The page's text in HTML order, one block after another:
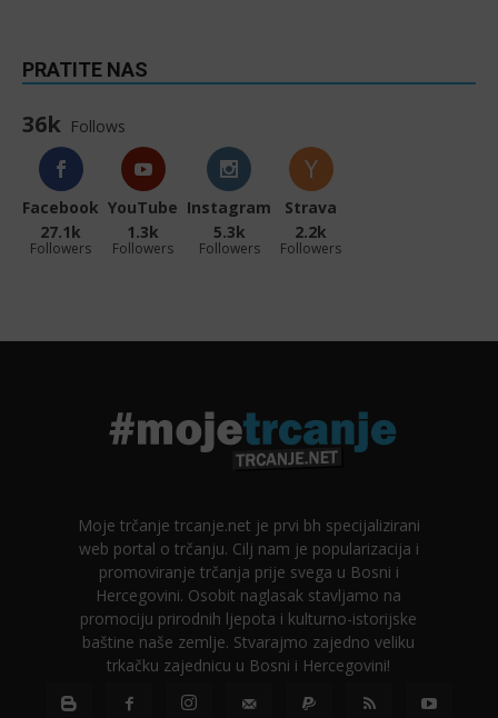
PRATITE NAS
36k Follows
Facebook
27.1k
Followers
YouTube
1.3k
Followers
Instagram
5.3k
Followers
Strava
2.2k
Followers
Moje trčanje trcanje.net je prvi bh specijalizirani
web portal o trčanju. Cilj nam je popularizacija i
promoviranje trčanja prije svega u Bosni i
Hercegovini. Osobit naglasak stavljamo na
promociju prirodnih ljepota i kulturno-istorijske
baštine naše zemlje. Stvarajmo zajedno veliku
trkačku zajednicu u Bosni i Hercegovini!